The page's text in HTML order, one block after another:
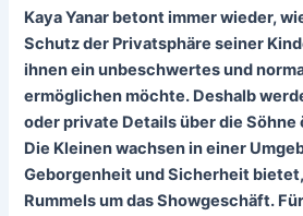
Kaya Yanar betont immer wieder,
Schutz der Privatsphäre seiner
ihnen ein unbeschwertes und
ermöglichen möchte. Deshalb
oder private Details über die
Die Kleinen wachsen in einer
Geborgenheit und Sicherheit
Rummels um das Showgeschäft.